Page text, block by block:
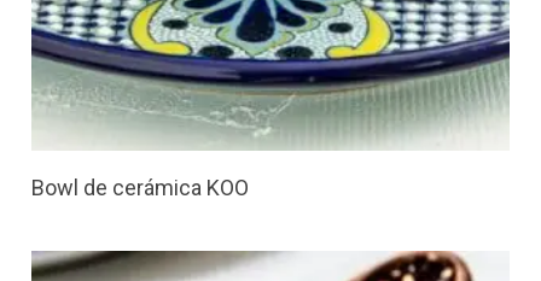
Bowl de cerámica KOO